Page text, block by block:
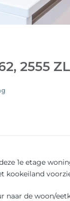
2555
1e etage
kookeiland
naar de woon/